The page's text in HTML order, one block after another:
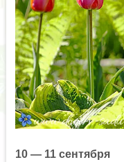
10 — 11 сентября